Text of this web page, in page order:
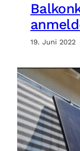
19. Juni 2022